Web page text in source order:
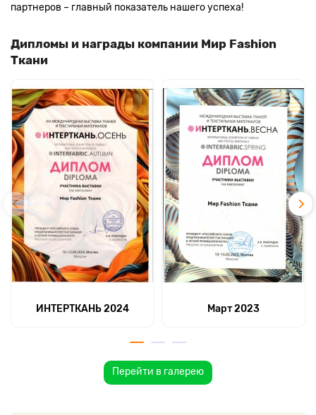
партнеров – главный показатель нашего успеха!
Дипломы и награды компании Мир Fashion
Ткани
ИНТЕРТКАНЬ 2024 Март 2023
Перейти в галерею